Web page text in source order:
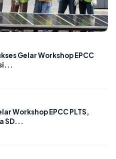
Gelar Workshop
Gelar Workshop EPCC
Workshop EPCC PLTS,
SD...